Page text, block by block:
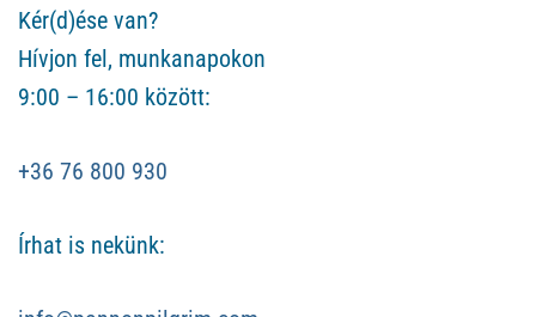
Kér(d)ése van?
Hívjon fel, munkanapokon
9:00 – 16:00 között:
+36 76 800 930
Írhat is nekünk: